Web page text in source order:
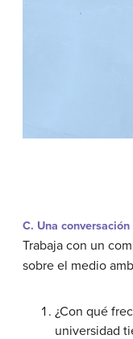
C. Una conversación
Trabaja con un
sobre el medio
¿Con qué
universidad